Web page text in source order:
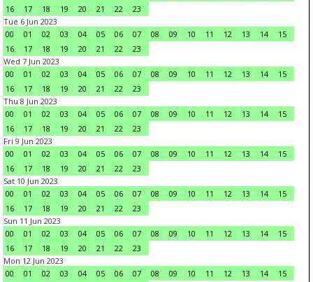
16
17 18 19 20 21 22
23
Tue 6 Jun 2023
00
01 02 03 04 05 06 07 08 09 10 11 12 13 14
15
16
17 18 19 20 21 22
23
Wed 7 Jun 2023
00
01 02 03 04 05 06 07 08 09 10 11 12 13 14
15
16
17 18 19 20 21 22
23
Thu 8 Jun 2023
00
01 02 03 04 05 06 07 08 09 10 11 12 13 14
15
16
17 18 19 20 21 22
23
Fri 9 Jun 2023
00
01 02 03 04 05 06 07 08 09 10 11 12 13 14
15
16
17 18 19 20 21 22
23
Sat 10 Jun 2023
00
01 02 03 04 05 06 07 08 09 10 11 12 13 14
15
16
17 18 19 20 21 22
23
Sun 11 Jun 2023
00
01 02 03 04 05 06 07 08 09 10 11 12 13 14
15
16
17 18 19 20 21 22
23
Mon 12 Jun 2023
00
01 02 03 04 05 06 07 08 09 10 11 12 13 14
15